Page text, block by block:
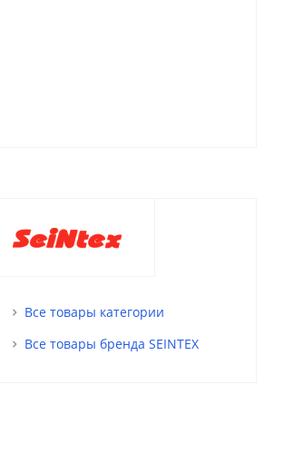
Все товары категории
Все товары бренда SEINTEX